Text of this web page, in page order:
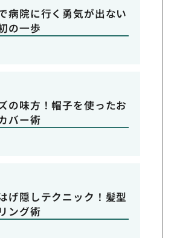
病院に行く勇気が出ない
の一歩
の味方！帽子を使ったお
バー術
げ隠しテクニック！髪型
ング術